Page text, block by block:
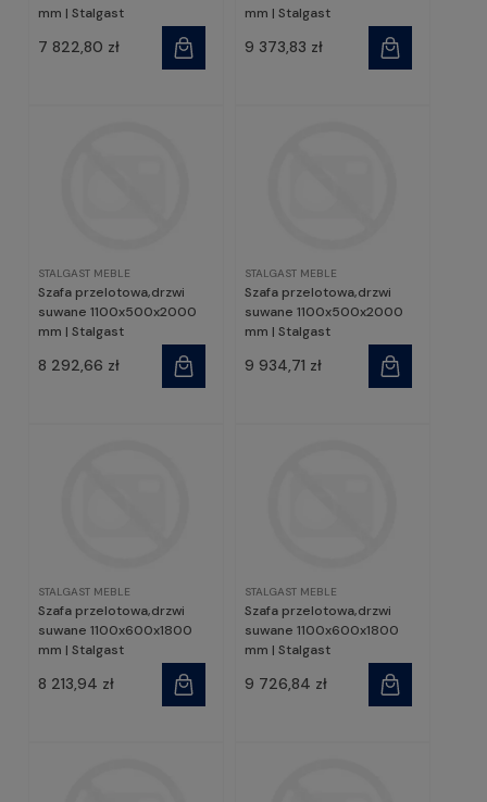
mm | Stalgast
7 822,80 zł
mm | Stalgast
9 373,83 zł
STALGAST MEBLE
Szafa przelotowa,drzwi
suwane 1100x500x2000
mm | Stalgast
8 292,66 zł
STALGAST MEBLE
Szafa przelotowa,drzwi
suwane 1100x500x2000
mm | Stalgast
9 934,71 zł
STALGAST MEBLE
Szafa przelotowa,drzwi
suwane 1100x600x1800
mm | Stalgast
8 213,94 zł
STALGAST MEBLE
Szafa przelotowa,drzwi
suwane 1100x600x1800
mm | Stalgast
9 726,84 zł